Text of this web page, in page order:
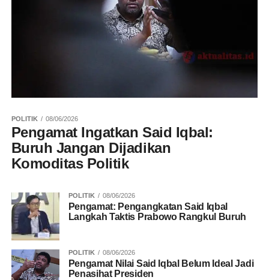
POLITIK 08/06/2026
Pengamat Ingatkan Said Iqbal:
Buruh Jangan Dijadikan
Komoditas Politik
POLITIK 08/06/2026
Pengamat: Pengangkatan Said Iqbal
Langkah Taktis Prabowo Rangkul Buruh
POLITIK 08/06/2026
Pengamat Nilai Said Iqbal Belum Ideal Jadi
Penasihat Presiden